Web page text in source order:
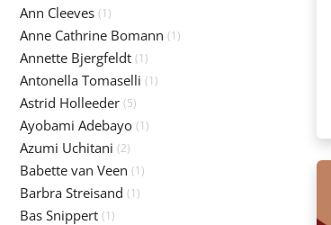
Ann Cleeves (1)
Anne Cathrine Bomann (1)
Annette Bjergfeldt (1)
Antonella Tomaselli (1)
Astrid Holleeder (5)
Ayobami Adebayo (1)
Azumi Uchitani (2)
Babette van Veen (1)
Barbra Streisand (1)
Bas Snippert (1)